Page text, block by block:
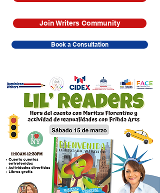
Book a Consultation
Join Writers Community